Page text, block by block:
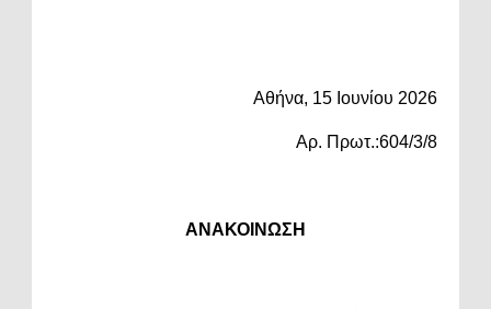
Αθήνα, 15 Ιουνίου 2026
Αρ. Πρωτ.:604/3/8
ΑΝΑΚΟΙΝΩΣΗ